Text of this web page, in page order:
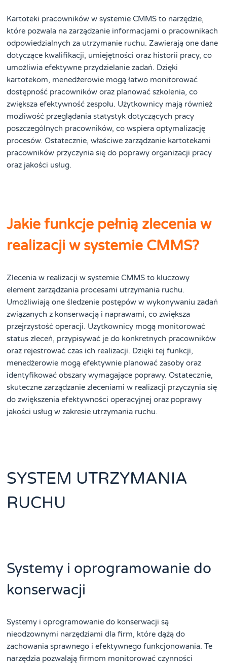
Kartoteki pracowników w systemie CMMS to narzędzie,
które pozwala na zarządzanie informacjami o pracownikach
odpowiedzialnych za utrzymanie ruchu. Zawierają one dane
dotyczące kwalifikacji, umiejętności oraz historii pracy, co
umożliwia efektywne przydzielanie zadań. Dzięki
kartotekom, menedżerowie mogą łatwo monitorować
dostępność pracowników oraz planować szkolenia, co
zwiększa efektywność zespołu. Użytkownicy mają również
możliwość przeglądania statystyk dotyczących pracy
poszczególnych pracowników, co wspiera optymalizację
procesów. Ostatecznie, właściwe zarządzanie kartotekami
pracowników przyczynia się do poprawy organizacji pracy
oraz jakości usług.
Jakie funkcje pełnią zlecenia w
realizacji w systemie CMMS?
Zlecenia w realizacji w systemie CMMS to kluczowy
element zarządzania procesami utrzymania ruchu.
Umożliwiają one śledzenie postępów w wykonywaniu zadań
związanych z konserwacją i naprawami, co zwiększa
przejrzystość operacji. Użytkownicy mogą monitorować
status zleceń, przypisywać je do konkretnych pracowników
oraz rejestrować czas ich realizacji. Dzięki tej funkcji,
menedżerowie mogą efektywnie planować zasoby oraz
identyfikować obszary wymagające poprawy. Ostatecznie,
skuteczne zarządzanie zleceniami w realizacji przyczynia się
do zwiększenia efektywności operacyjnej oraz poprawy
jakości usług w zakresie utrzymania ruchu.
SYSTEM UTRZYMANIA
RUCHU
Systemy i oprogramowanie do
konserwacji
Systemy i oprogramowanie do konserwacji są
nieodzownymi narzędziami dla firm, które dążą do
zachowania sprawnego i efektywnego funkcjonowania. Te
narzędzia pozwalają firmom monitorować czynności